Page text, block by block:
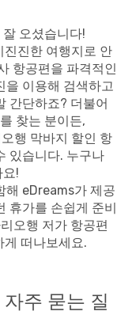
오셨습니다!
진한 여행지로 안
항공편을 파격적인
을 이용해 검색하고
간단하죠? 더불어
찾는 분이든,
행 막바지 할인 항
있습니다. 누구나
!
해 eDreams가 제공
휴가를 손쉽게 준비
오행 저가 항공편
떠나보세요.
주 묻는 질